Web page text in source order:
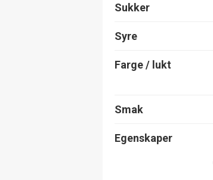
Sukker
Syre
Farge / lukt
Smak
Egenskaper